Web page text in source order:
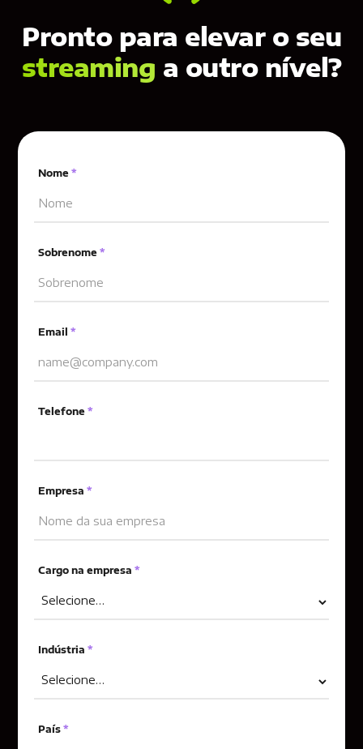
Pronto para elevar o seu
streaming a outro nível?
Nome *
Sobrenome *
Email *
Telefone *
Empresa *
Cargo na empresa *
Indústria *
País *